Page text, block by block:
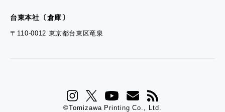
台東本社〔倉庫〕
〒110-0012 東京都台東区竜泉
©Tomizawa Printing Co., Ltd.